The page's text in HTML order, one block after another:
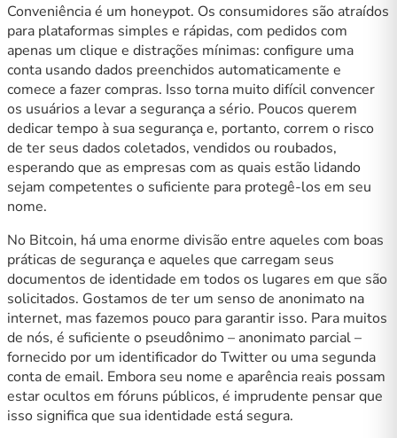
Conveniência é um honeypot. Os consumidores são atraídos
para plataformas simples e rápidas, com pedidos com
apenas um clique e distrações mínimas: configure uma
conta usando dados preenchidos automaticamente e
comece a fazer compras. Isso torna muito difícil convencer
os usuários a levar a segurança a sério. Poucos querem
dedicar tempo à sua segurança e, portanto, correm o risco
de ter seus dados coletados, vendidos ou roubados,
esperando que as empresas com as quais estão lidando
sejam competentes o suficiente para protegê-los em seu
nome.
No Bitcoin, há uma enorme divisão entre aqueles com boas
práticas de segurança e aqueles que carregam seus
documentos de identidade em todos os lugares em que são
solicitados. Gostamos de ter um senso de anonimato na
internet, mas fazemos pouco para garantir isso. Para muitos
de nós, é suficiente o pseudônimo – anonimato parcial –
fornecido por um identificador do Twitter ou uma segunda
conta de email. Embora seu nome e aparência reais possam
estar ocultos em fóruns públicos, é imprudente pensar que
isso significa que sua identidade está segura.